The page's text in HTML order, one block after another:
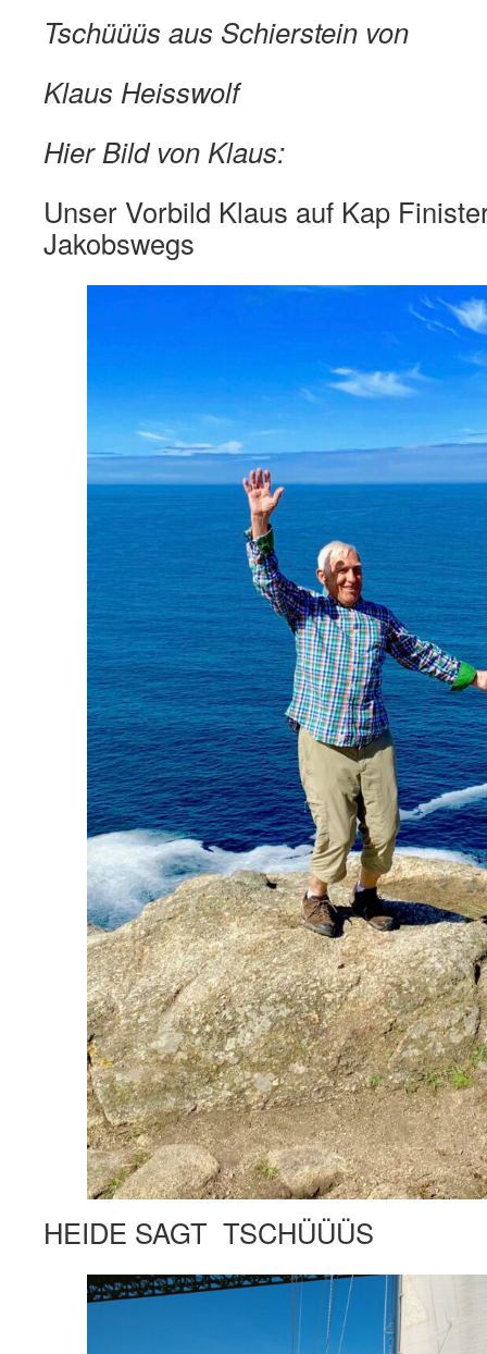
Tschüüüs aus Schierstein von
Klaus Heisswolf
Hier Bild von Klaus:
Unser Vorbild Klaus auf Kap
Jakobswegs
HEIDE SAGT TSCHÜÜÜS